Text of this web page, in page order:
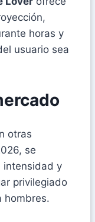
horas y
usuario sea
otras
se
intensidad y
privilegiado
hombres.